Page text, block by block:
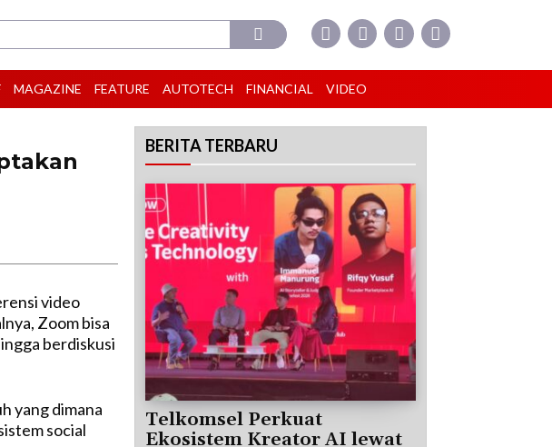
MAGAZINE FEATURE AUTOTECH FINANCIAL VIDEO
video
Zoom bisa
berdiskusi
yang dimana
social
BERITA TERBARU
Telkomsel Perkuat
Ekosistem Kreator AI lewat